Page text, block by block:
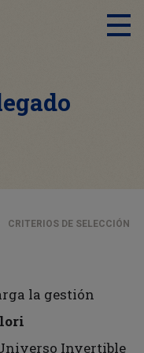
CRITERIOS DE SELECCIÓN
la gestión
Invertible